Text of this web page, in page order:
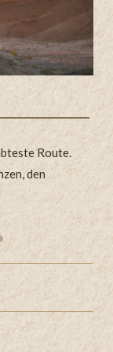
Route.
den